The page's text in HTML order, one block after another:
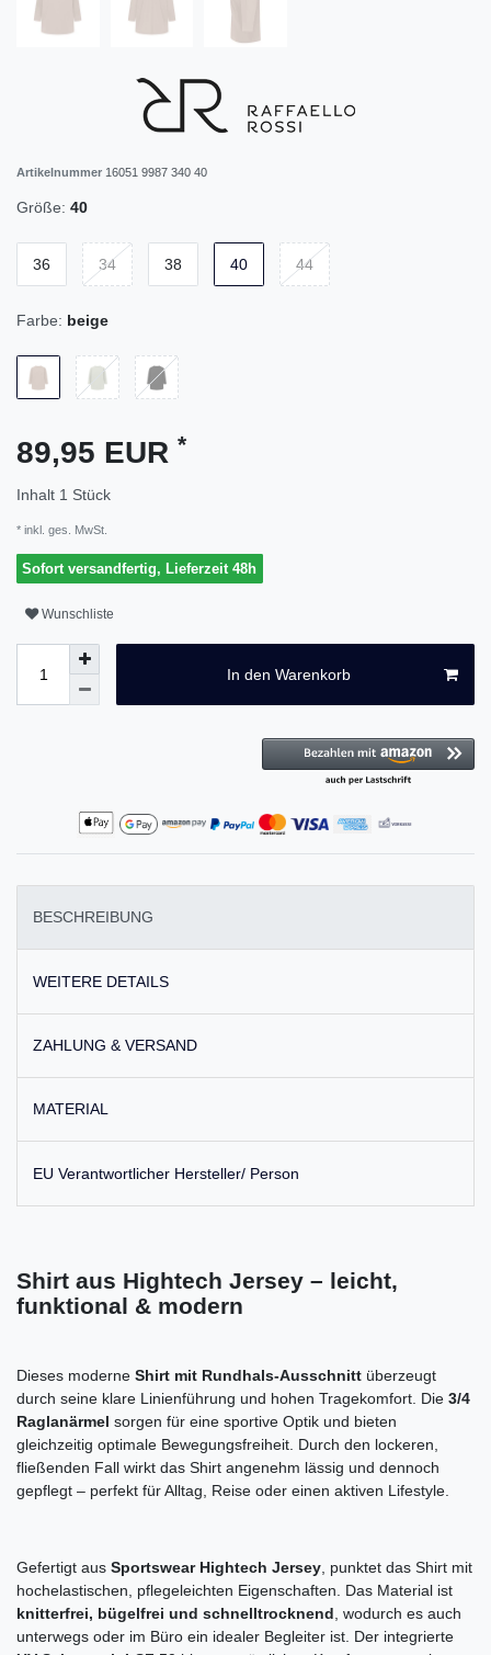
Artikelnummer 16051 9987 340 40
Größe: 40
36 34 38 40 44
Farbe: beige
89,95 EUR *
Inhalt 1 Stück
* inkl. ges. MwSt.
Sofort versandfertig, Lieferzeit 48h
Wunschliste
In den Warenkorb
BESCHREIBUNG
WEITERE DETAILS
ZAHLUNG & VERSAND
MATERIAL
EU Verantwortlicher Hersteller/ Person
Shirt aus Hightech Jersey – leicht,
funktional & modern
Dieses moderne Shirt mit Rundhals-Ausschnitt überzeugt
durch seine klare Linienführung und hohen Tragekomfort. Die 3/4
Raglanärmel sorgen für eine sportive Optik und bieten
gleichzeitig optimale Bewegungsfreiheit. Durch den lockeren,
fließenden Fall wirkt das Shirt angenehm lässig und dennoch
gepflegt – perfekt für Alltag, Reise oder einen aktiven Lifestyle.
Gefertigt aus Sportswear Hightech Jersey , punktet das Shirt mit
hochelastischen, pflegeleichten Eigenschaften. Das Material ist
knitterfrei, bügelfrei und schnelltrocknend , wodurch es auch
unterwegs oder im Büro ein idealer Begleiter ist. Der integrierte